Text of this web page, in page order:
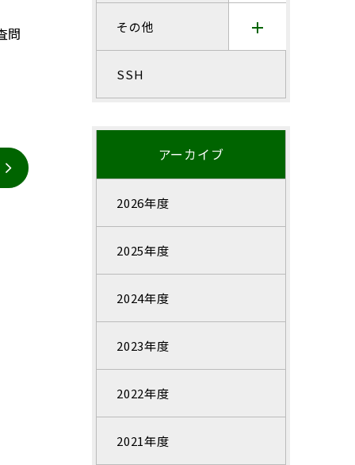
問
その他
SSH
アーカイブ
2026年度
2025年度
2024年度
2023年度
2022年度
2021年度